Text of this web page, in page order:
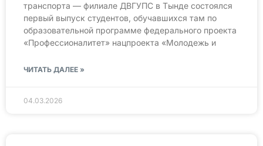
транспорта — филиале ДВГУПС в Тынде состоялся
первый выпуск студентов, обучавшихся там по
образовательной программе федерального проекта
«Профессионалитет» нацпроекта «Молодежь и
ЧИТАТЬ ДАЛЕЕ »
04.03.2026